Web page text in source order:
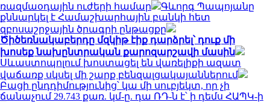
ռազմաօդային ուժերի համար
Գևորգ Պապոյանը
քննարկել է Համաշխարհային բանկի հետ
զբոսաշրջային ծրագրի ընթացքը
Ծիծեռնակաբերդը մզկիթ էիք դարձրել՝ դուք մի
խոսեք նախընտրական քարոզարշավի մասին
Սևաստոպոլում խոստացել են վառելիքի ազատ
վաճառք սկսել մի շարք բենզալցակայաններում
Բացի ընդդիմությունից՝ կա մի սուբյեկտ, որ չի
ճանաչում 29.743 քառ. կմ-ը. դա ՌԴ-ն է՝ ի դեմս ՀԱՊԿ-ի